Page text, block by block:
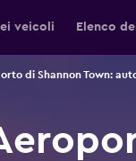
veicoli Elenco
di Shannon Town: